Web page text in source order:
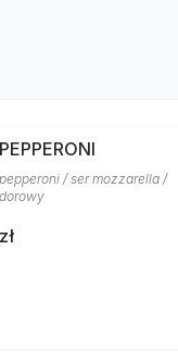
/ ser mozzarella /